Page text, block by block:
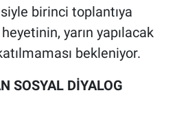
birinci toplantıya
yarın yapılacak
bekleniyor.
SOSYAL DİYALOG